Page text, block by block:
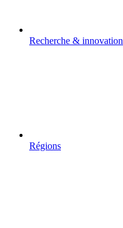
Recherche & innovation
Régions